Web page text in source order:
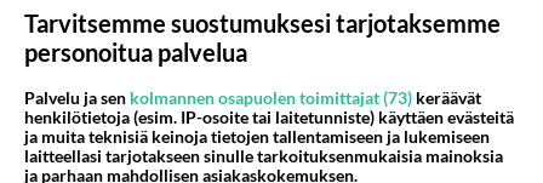
Sanna Marinin EU-elvytyspakettia aletaan kohta
verorahoilla ja lainarahoilla maksamaan Espanjaan kun
samalla espanjalain...
22.07.2026 07:33 0 <50
KIRKKONUMMI
Tarvitsemme suostumuksesi tarjotaksemme
personoitua palvelua
Palvelu ja sen kolmannen osapuolen toimittajat (73) keräävät
henkilötietoja (esim. IP-osoite tai laitetunniste) käyttäen evästeitä
ja muita teknisiä keinoja tietojen tallentamiseen ja lukemiseen
laitteellasi tarjotakseen sinulle tarkoituksenmukaisia mainoksia
ja parhaan mahdollisen asiakaskokemuksen.